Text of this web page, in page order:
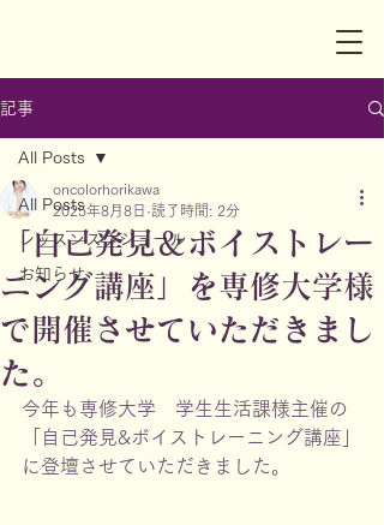
記事
All Posts
レッスンスケジュール
お知らせ
All Posts
「自己発見＆ボイストレー
ニング講座」を専修大学様
で開催させていただきまし
た。
oncolorhorikawa
2025年8月8日 読了時間: 2分
今年も専修大学　学生生活課様主催の
「自己発見&ボイストレーニング講座」
に登壇させていただきました。